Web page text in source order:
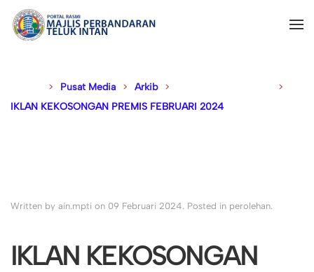
Pusat Media Arkib
IKLAN KEKOSONGAN PREMIS FEBRUARI 2024
Written by ain.mpti on 09 Februari 2024. Posted in perolehan.
IKLAN KEKOSONGAN